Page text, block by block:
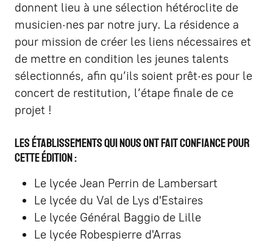
donnent lieu à une sélection hétéroclite de
musicien·nes par notre jury. La résidence a
pour mission de créer les liens nécessaires et
de mettre en condition les jeunes talents
sélectionnés, afin qu’ils soient prêt·es pour le
concert de restitution, l’étape finale de ce
projet !
Les établissements qui nous ont fait confiance pour
cette édition :
Le lycée Jean Perrin de Lambersart
Le lycée du Val de Lys d'Estaires
Le lycée Général Baggio de Lille
Le lycée Robespierre d'Arras